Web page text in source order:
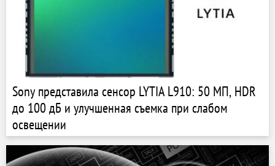
Sony представила сенсор LYTIA L910: 50 МП, HDR
до 100 дБ и улучшенная съемка при слабом
освещении